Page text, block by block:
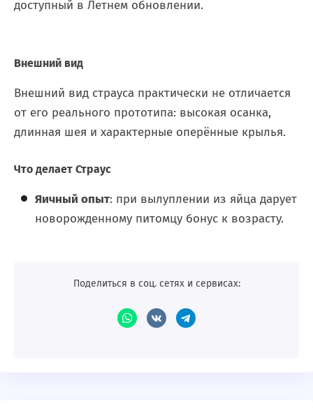
доступный в Летнем обновлении.
Внешний вид
Внешний вид страуса практически не отличается
от его реального прототипа: высокая осанка,
длинная шея и характерные оперённые крылья.
Что делает Страус
Яичный опыт: при вылуплении из яйца дарует
новорожденному питомцу бонус к возрасту.
Поделиться в соц. сетях и сервисах: